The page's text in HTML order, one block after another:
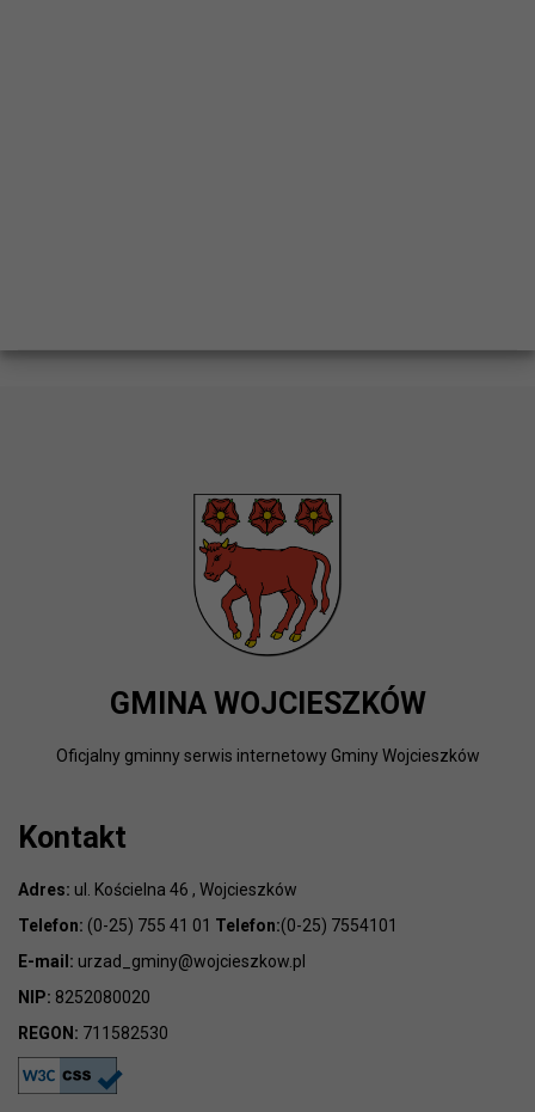
GMINA WOJCIESZKÓW
Oficjalny gminny serwis internetowy Gminy Wojcieszków
Kontakt
Adres: ul. Kościelna 46 , Wojcieszków
Telefon: (0-25) 755 41 01 Telefon:(0-25) 7554101
E-mail: urzad_gminy@wojcieszkow.pl
NIP: 8252080020
REGON: 711582530